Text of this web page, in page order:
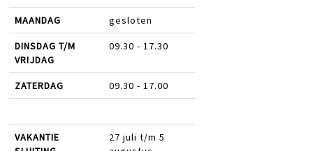
MAANDAG gesloten
DINSDAG T/M
VRIJDAG
09.30 - 17.30
ZATERDAG 09.30 - 17.00
VAKANTIE
27 juli t/m 5